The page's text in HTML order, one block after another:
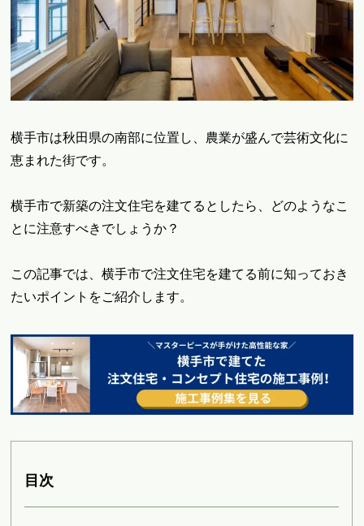
横手市は秋田県の南部に位置し、農業が盛んで芸術文化に
恵まれた街です。
横手市で新築の注文住宅を建てるとしたら、どのようなこ
とに注意すべきでしょうか？
この記事では、横手市で注文住宅を建てる前に知っておき
たいポイントをご紹介します。
目次